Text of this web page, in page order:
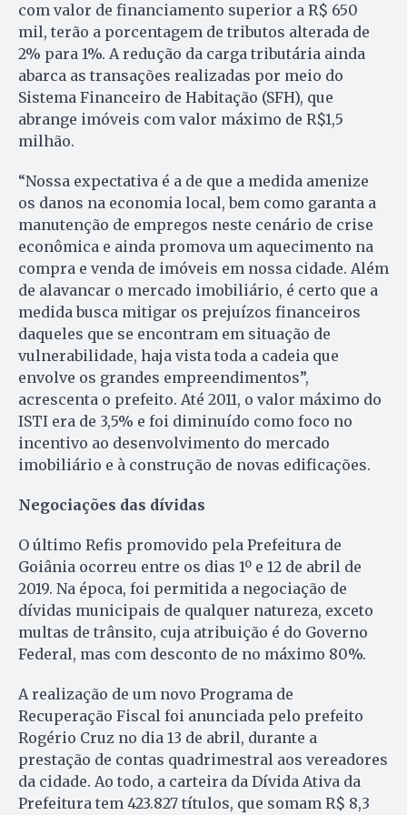
com valor de financiamento superior a R$ 650
mil, terão a porcentagem de tributos alterada de
2% para 1%. A redução da carga tributária ainda
abarca as transações realizadas por meio do
Sistema Financeiro de Habitação (SFH), que
abrange imóveis com valor máximo de R$1,5
milhão.
“Nossa expectativa é a de que a medida amenize
os danos na economia local, bem como garanta a
manutenção de empregos neste cenário de crise
econômica e ainda promova um aquecimento na
compra e venda de imóveis em nossa cidade. Além
de alavancar o mercado imobiliário, é certo que a
medida busca mitigar os prejuízos financeiros
daqueles que se encontram em situação de
vulnerabilidade, haja vista toda a cadeia que
envolve os grandes empreendimentos”,
acrescenta o prefeito. Até 2011, o valor máximo do
ISTI era de 3,5% e foi diminuído como foco no
incentivo ao desenvolvimento do mercado
imobiliário e à construção de novas edificações.
Negociações das dívidas
O último Refis promovido pela Prefeitura de
Goiânia ocorreu entre os dias 1º e 12 de abril de
2019. Na época, foi permitida a negociação de
dívidas municipais de qualquer natureza, exceto
multas de trânsito, cuja atribuição é do Governo
Federal, mas com desconto de no máximo 80%.
A realização de um novo Programa de
Recuperação Fiscal foi anunciada pelo prefeito
Rogério Cruz no dia 13 de abril, durante a
prestação de contas quadrimestral aos vereadores
da cidade. Ao todo, a carteira da Dívida Ativa da
Prefeitura tem 423.827 títulos, que somam R$ 8,3